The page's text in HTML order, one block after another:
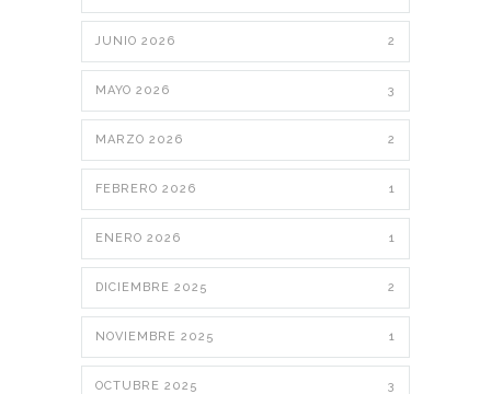
JUNIO 2026 2
MAYO 2026 3
MARZO 2026 2
FEBRERO 2026 1
ENERO 2026 1
DICIEMBRE 2025 2
NOVIEMBRE 2025 1
OCTUBRE 2025 3